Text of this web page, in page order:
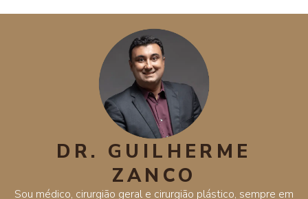
DR. GUILHERME
ZANCO
Sou médico, cirurgião geral e cirurgião plástico, sempre em